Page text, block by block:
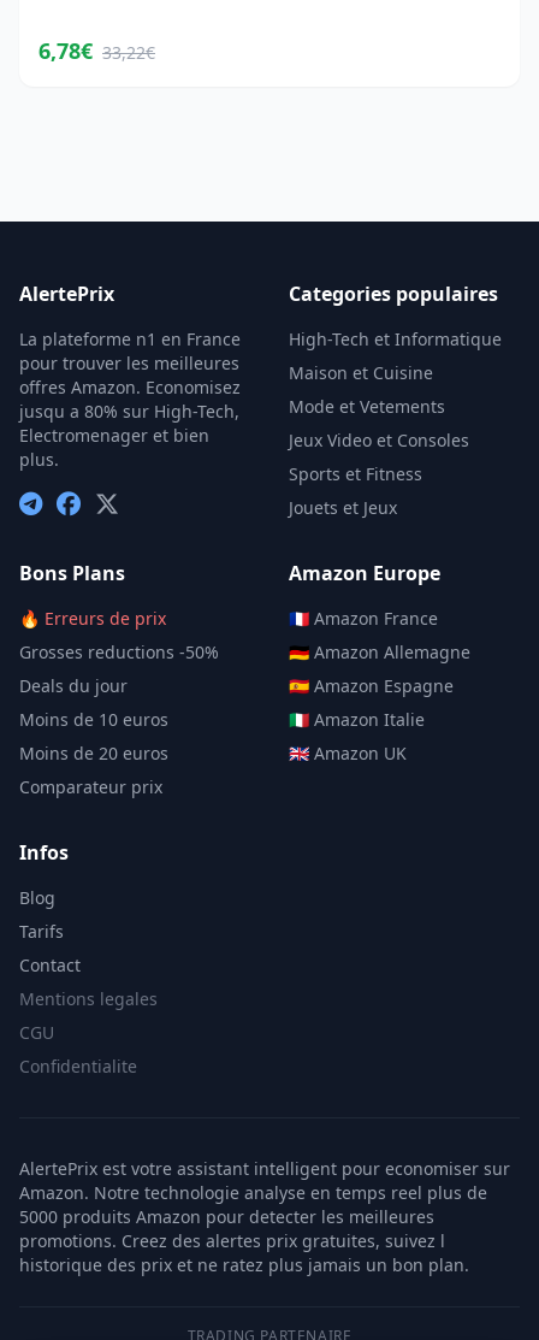
6,78€ 33,22€
AlertePrix
La plateforme n1 en France
pour trouver les meilleures
offres Amazon. Economisez
jusqu a 80% sur High-Tech,
Electromenager et bien
plus.
Categories populaires
High-Tech et Informatique
Maison et Cuisine
Mode et Vetements
Jeux Video et Consoles
Sports et Fitness
Jouets et Jeux
Bons Plans
🔥 Erreurs de prix
Grosses reductions -50%
Deals du jour
Moins de 10 euros
Moins de 20 euros
Comparateur prix
Amazon Europe
🇫🇷 Amazon France
🇩🇪 Amazon Allemagne
🇪🇸 Amazon Espagne
🇮🇹 Amazon Italie
🇬🇧 Amazon UK
Infos
Blog
Tarifs
Contact
Mentions legales
CGU
Confidentialite
AlertePrix est votre assistant intelligent pour economiser sur
Amazon. Notre technologie analyse en temps reel plus de
5000 produits Amazon pour detecter les meilleures
promotions. Creez des alertes prix gratuites, suivez l
historique des prix et ne ratez plus jamais un bon plan.
TRADING PARTENAIRE